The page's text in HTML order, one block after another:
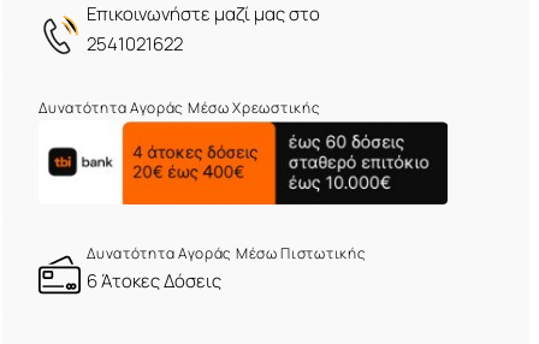
Eπικοινωνήστε μαζί μας στο
2541021622
Δυνατότητα Αγοράς Μέσω Χρεωστικής
Δυνατότητα Αγοράς Μέσω Πιστωτικής
6 Άτοκες Δόσεις